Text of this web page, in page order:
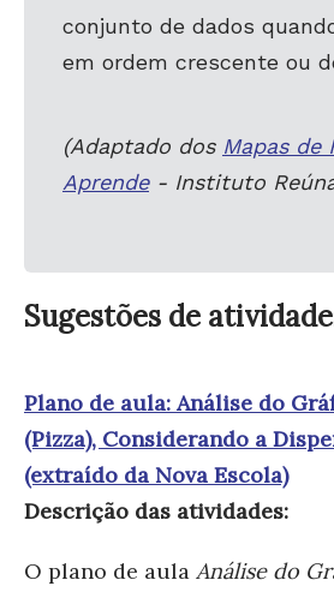
conjunto de dados
em ordem crescente ou
(Adaptado dos Mapas de
Aprende- Instituto
Sugestões de
Plano de aula: Análise do
(Pizza), Considerando a
(extraído da Nova Escola)
Descrição das atividades:
O plano de aula Análise do